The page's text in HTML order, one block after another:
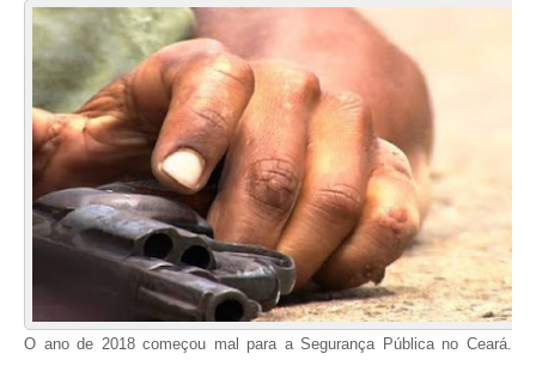
O ano de 2018 começou mal para a Segurança Pública no Ceará.